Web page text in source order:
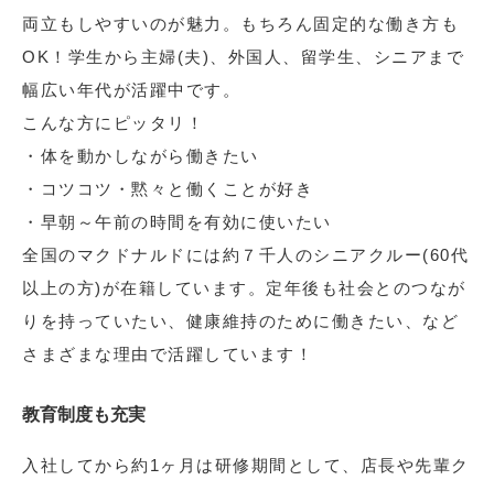
両立もしやすいのが魅力。もちろん固定的な働き方も
OK！学生から主婦(夫)、外国人、留学生、シニアまで
幅広い年代が活躍中です。
こんな方にピッタリ！
・体を動かしながら働きたい
・コツコツ・黙々と働くことが好き
・早朝～午前の時間を有効に使いたい
全国のマクドナルドには約７千人のシニアクルー(60代
以上の方)が在籍しています。定年後も社会とのつなが
りを持っていたい、健康維持のために働きたい、など
さまざまな理由で活躍しています！
教育制度も充実
入社してから約1ヶ月は研修期間として、店長や先輩ク